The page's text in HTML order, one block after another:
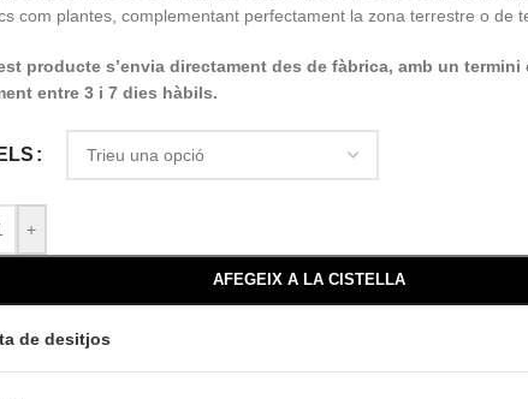
com plantes, complementant perfectament la zona terrestre o de
producte s’envia directament des de fàbrica, amb un termini
entre 3 i 7 dies hàbils.
+
AFEGEIX A LA CISTELLA
de desitjos